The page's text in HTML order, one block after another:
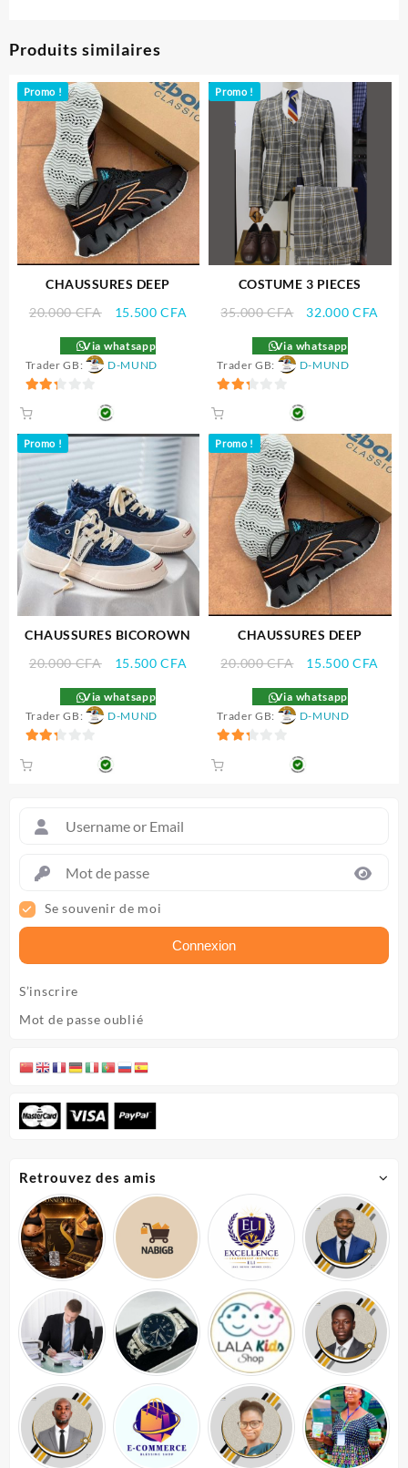
Se souvenir de moi
Connexion
S’inscrire
Mot de passe oublié
Produits similaires
Promo !
CHAUSSURES DEEP
20.000CFA
Le
initial
était :
15.500CFA
15.500 CFA.
Via whatsapp
Trader GB:
D-MUND
sur 5
Promo !
COSTUME 3 PIECES
35.000CFA
Le
initial
était :
32.000CFA
Via whatsapp
Trader GB:
D-MUND
sur 5
Promo !
CHAUSSURES BICOROWN
20.000CFA
Le
initial
était :
15.500CFA
15.500 CFA.
Via whatsapp
Trader GB:
D-MUND
sur 5
Promo !
CHAUSSURES DEEP
20.000CFA
Le
initial
était :
15.500CFA
Via whatsapp
Trader GB:
D-MUND
sur 5
Retrouvez des amis